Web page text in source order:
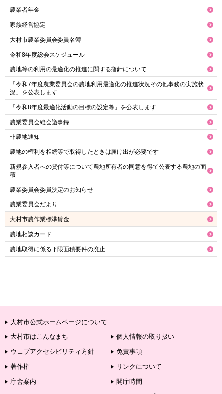
農業者年金
家族経営協定
大村市農業委員会委員名簿
令和8年度総会スケジュール
農地等の利用の最適化の推進に関する指針について
「令和7年度農業委員会の農地利用最適化の推進状況その他事務の実施状
況」を公表します
「令和8年度最適化活動の目標の設定等」を公表します
農業委員会総会議事録
非農地通知
農地の権利を相続等で取得したときは届け出が必要です
新規参入者への貸付等について農地所有者の同意を得て公表する農地の面
積
農業委員会委員決定のお知らせ
農業委員会だより
大村市農作業標準賃金
農地相談カード
農地取得に係る下限面積要件の廃止
大村市公式ホームページについて
大村市はこんなまち
個人情報の取り扱い
ウェブアクセシビリティ方針
免責事項
著作権
リンクについて
庁舎案内
開庁時間